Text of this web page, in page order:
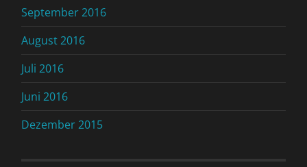
September 2016
August 2016
Juli 2016
Juni 2016
Dezember 2015